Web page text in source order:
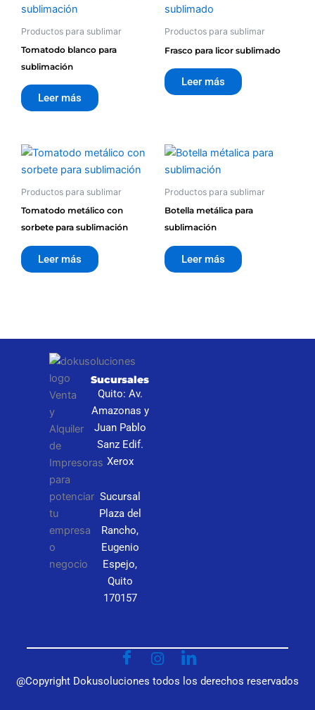
Productos para sublimar
Tomatodo blanco para
sublimación
Leer más
Productos para sublimar
Frasco para licor sublimado
Leer más
Productos para sublimar
Tomatodo metálico con
sorbete para sublimación
Leer más
Productos para sublimar
Botella metálica para
sublimación
Leer más
Sucursales
Quito: Av.
Amazonas y
Juan Pablo
Sanz Edif.
Xerox
Sucursal
Plaza del
Rancho,
Eugenio
Espejo,
Quito
170157
@Copyright Dokusoluciones todos los derechos reservados